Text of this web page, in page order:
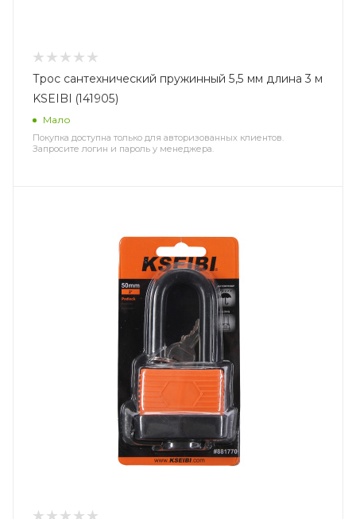
Трос сантехнический пружинный 5,5 мм длина 3 м
KSEIBI (141905)
Мало
Покупка доступна только для авторизованных клиентов.
Запросите логин и пароль у менеджера.